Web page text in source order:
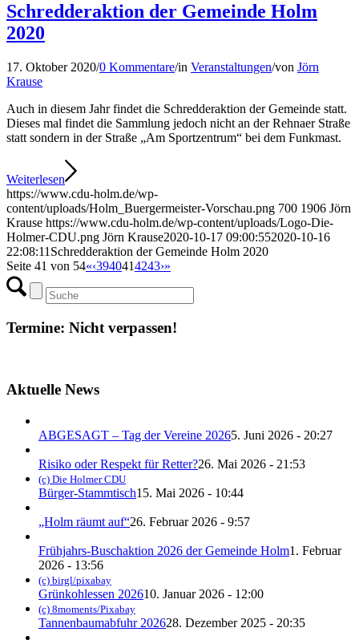
Schredderaktion der Gemeinde Holm
2020
17. Oktober 2020/0 Kommentare/in Veranstaltungen/von Jörn
Krause
Auch in diesem Jahr findet die Schredderaktion der Gemeinde statt.
Dieses mal findet die Sammlung jedoch nicht an der Rehnaer Straße
statt sondern in der Straße „Am Sportzentrum“ bei dem Funkmast.
Weiterlesen
https://www.cdu-holm.de/wp-
content/uploads/Holm_Buergermeister-Vorschau.png 700 1906 Jörn
Krause https://www.cdu-holm.de/wp-content/uploads/Logo-Die-
Holmer-CDU.png Jörn Krause2020-10-17 09:00:552020-10-16
22:08:11 Schredderaktion der Gemeinde Holm 2020
Seite 41 von 54«‹3940414243›»
Termine: Nicht verpassen!
Aktuelle News
ABGESAGT – Tag der Vereine 20265. Juni 2026 - 20:27
Risiko oder Respekt für Retter?26. Mai 2026 - 21:53
(c) Die Holmer CDU
Bürger-Stammtisch15. Mai 2026 - 10:44
„Holm räumt auf“26. Februar 2026 - 9:57
Frühjahrs-Buschaktion 2026 der Gemeinde Holm1. Februar
2026 - 13:56
(c) birgl/pixabay
Grünkohlessen 202610. Januar 2026 - 12:00
(c) 8moments/Pixabay
Tannenbaumabfuhr 202628. Dezember 2025 - 20:35